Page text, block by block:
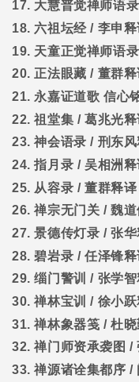
17. 大慧普觉禅师语录
18. 六祖坛经/ 李申释
19. 天童正觉禅师语录
20.正法眼藏 / 董群释
21. 永嘉证道歌 信心
22.祖堂集 /葛兆光释
23.神会语录 / 刑东
24.指月录 /吴相洲释
25. 从容录 /董群释译
26.禅宗无门关 /魏
27.景德传灯录 /张
28.碧岩录 /任泽锋释
29.缁门警训 / 张学
30.禅林宝训 / 徐小
31.禅林象器笺 /杜
32.禅门师资承袭图 /
33.禅源诸诠集都序 /